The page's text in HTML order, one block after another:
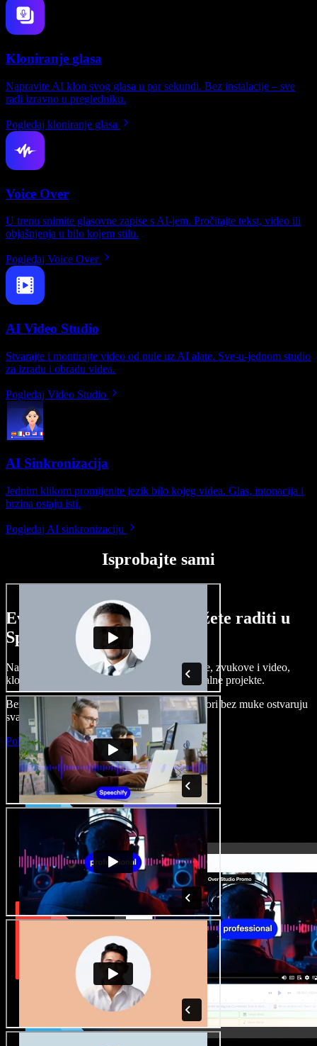
Kloniranje glasa
Napravite AI klon svog glasa u par sekundi. Bez instalacije – sve
radi izravno u pregledniku.
Pogledaj kloniranje glasa
Voice Over
U trenu snimite glasovne zapise s AI-jem. Pročitajte tekst, video ili
objašnjenja u bilo kojem stilu.
Pogledaj Voice Over
AI Video Studio
Stvarajte i montirajte video od nule uz AI alate. Sve-u-jednom studio
za izradu i obradu videa.
Pogledaj Video Studio
AI Sinkronizacija
Jednim klikom promijenite jezik bilo kojeg videa. Glas, intonacija i
brzina ostaju isti.
Pogledaj AI sinkronizaciju
Isprobajte sami
Evo malog pregleda što možete raditi u
Speechify Studiju.
Napravite voice overe, dodajte besplatne slike, zvukove i video,
klonirajte svoj glas i složite sjajne audio-vizualne projekte.
Bez učenja i sve dostupno u pregledniku, autori bez muke ostvaruju
svaku kreativnu ideju.
Pokreni Studio